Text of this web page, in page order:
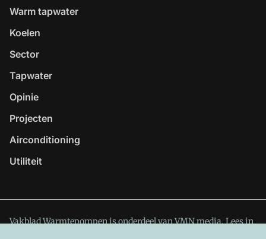
Warm tapwater
Koelen
Sector
Tapwater
Opinie
Projecten
Airconditioning
Utiliteit
Vakblad Warmtepompen is onderdeel van VMN media. Lees in